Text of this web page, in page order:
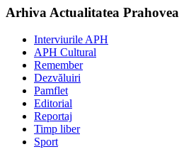
Arhiva Actualitatea
Interviurile APH
APH Cultural
Remember
Dezvăluiri
Pamflet
Editorial
Reportaj
Timp liber
Sport